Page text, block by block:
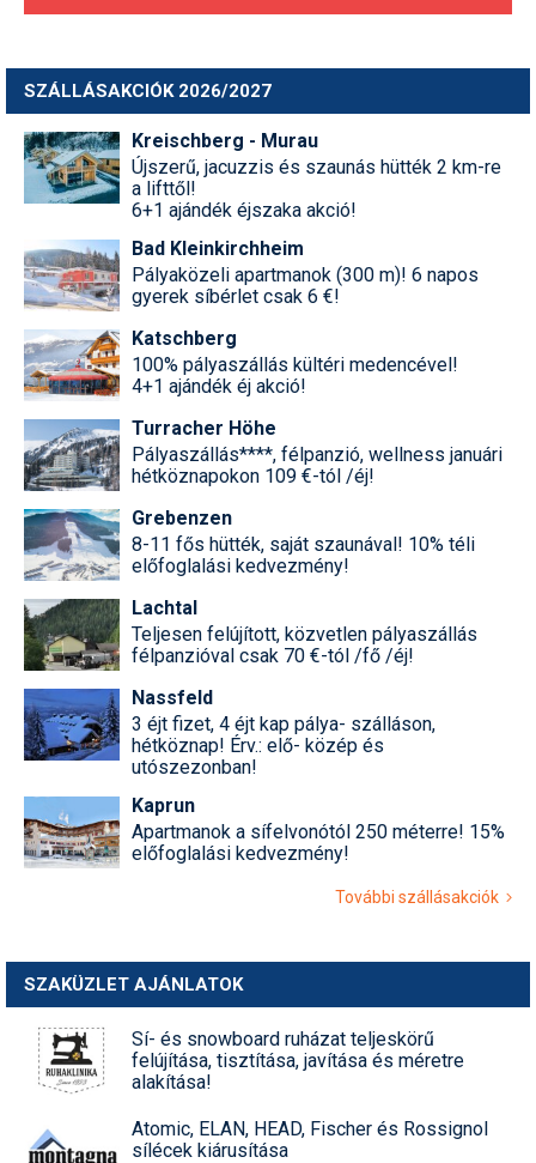
Történelem
Túrasí
Utasbiztosítás
Védőfelszerelés
Wellness
SZÁLLÁSAKCIÓK 2026/2027
Kreischberg - Murau
Újszerű, jacuzzis és szaunás hütték 2 km-re
a lifttől!
6+1 ajándék éjszaka akció!
Bad Kleinkirchheim
Pályaközeli apartmanok (300 m)! 6 napos
gyerek síbérlet csak 6 €!
Katschberg
100% pályaszállás kültéri medencével!
4+1 ajándék éj akció!
Turracher Höhe
Pályaszállás****, félpanzió, wellness januári
hétköznapokon 109 €-tól /éj!
Grebenzen
8-11 fős hütték, saját szaunával! 10% téli
előfoglalási kedvezmény!
Lachtal
Teljesen felújított, közvetlen pályaszállás
félpanzióval csak 70 €-tól /fő /éj!
Nassfeld
3 éjt fizet, 4 éjt kap pálya- szálláson,
hétköznap! Érv.: elő- közép és
utószezonban!
Kaprun
Apartmanok a sífelvonótól 250 méterre! 15%
előfoglalási kedvezmény!
További szállásakciók
SZAKÜZLET AJÁNLATOK
Sí- és snowboard ruházat teljeskörű
felújítása, tisztítása, javítása és méretre
alakítása!
Atomic, ELAN, HEAD, Fischer és Rossignol
sílécek kiárusítása